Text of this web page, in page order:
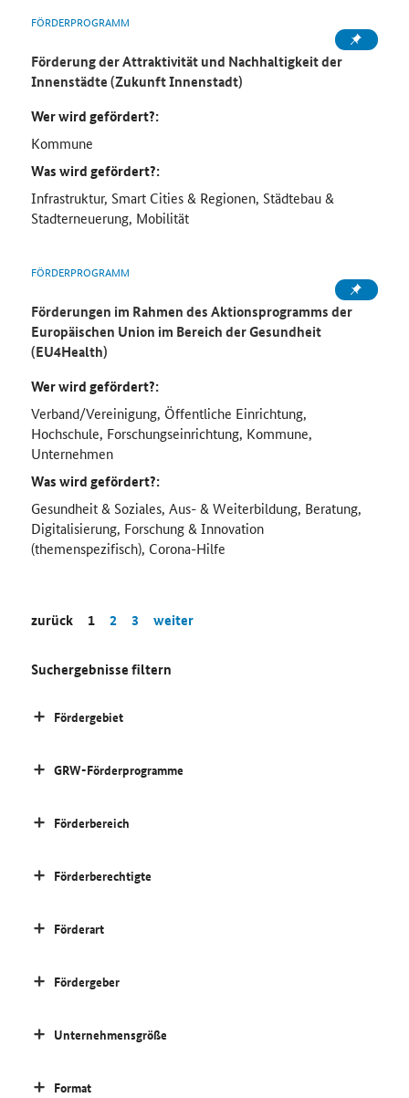
FÖRDERPROGRAMM
Förderung der Attraktivität und Nachhaltigkeit der
Innenstädte (Zukunft Innenstadt)
Wer wird gefördert?:
Kommune
Was wird gefördert?:
Infrastruktur, Smart Cities & Regionen, Städtebau &
Stadterneuerung, Mobilität
FÖRDERPROGRAMM
Förderungen im Rahmen des Aktionsprogramms der
Europäischen Union im Bereich der Gesundheit
(EU4Health)
Wer wird gefördert?:
Verband/Vereinigung, Öffentliche Einrichtung,
Hochschule, Forschungseinrichtung, Kommune,
Unternehmen
Was wird gefördert?:
Gesundheit & Soziales, Aus- & Weiterbildung, Beratung,
Digitalisierung, Forschung & Innovation
(themenspezifisch), Corona-Hilfe
zurück 1 2 3 weiter
Suchergebnisse filtern
Fördergebiet
GRW-Förderprogramme
Förderbereich
Förderberechtigte
Förderart
Fördergeber
Unternehmensgröße
Format